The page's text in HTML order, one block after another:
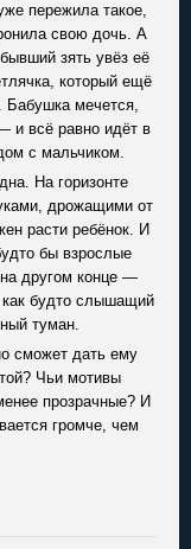
пережила такое,
свою дочь. А
зять увёз её
который ещё
мечется,
и всё равно идёт в
с мальчиком.
На горизонте
дрожащими от
расти ребёнок. И
бы взрослые
на другом конце —
будто слышащий
туман.
сможет дать ему
Чьи мотивы
прозрачные? И
громче, чем